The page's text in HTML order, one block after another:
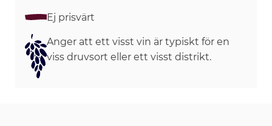
Ej prisvärt
Anger att ett visst vin är typiskt för en
viss druvsort eller ett visst distrikt.